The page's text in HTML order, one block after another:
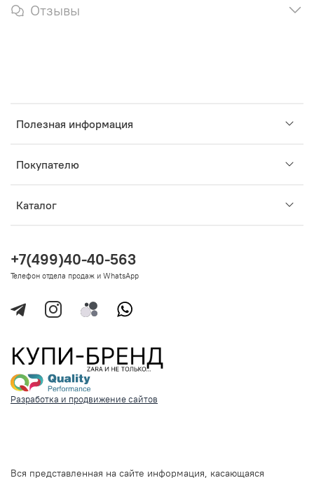
Отзывы
Полезная информация
Покупателю
Каталог
+7(499)40-40-563
Телефон отдела продаж и WhatsApp
Разработка и продвижение сайтов
Вся представленная на сайте информация, касающаяся